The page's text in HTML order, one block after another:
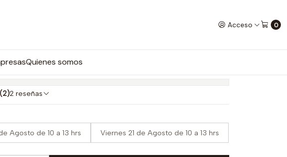
Acceso 0
Quienes somos
DE ARTE LATTE
(2)2 reseñas
Agosto de 10 a 13 hrs Viernes 21 de Agosto de 10 a 13 hrs